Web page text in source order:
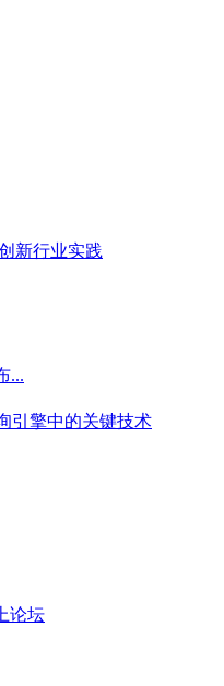
新行业实践
引擎中的关键技术
论坛